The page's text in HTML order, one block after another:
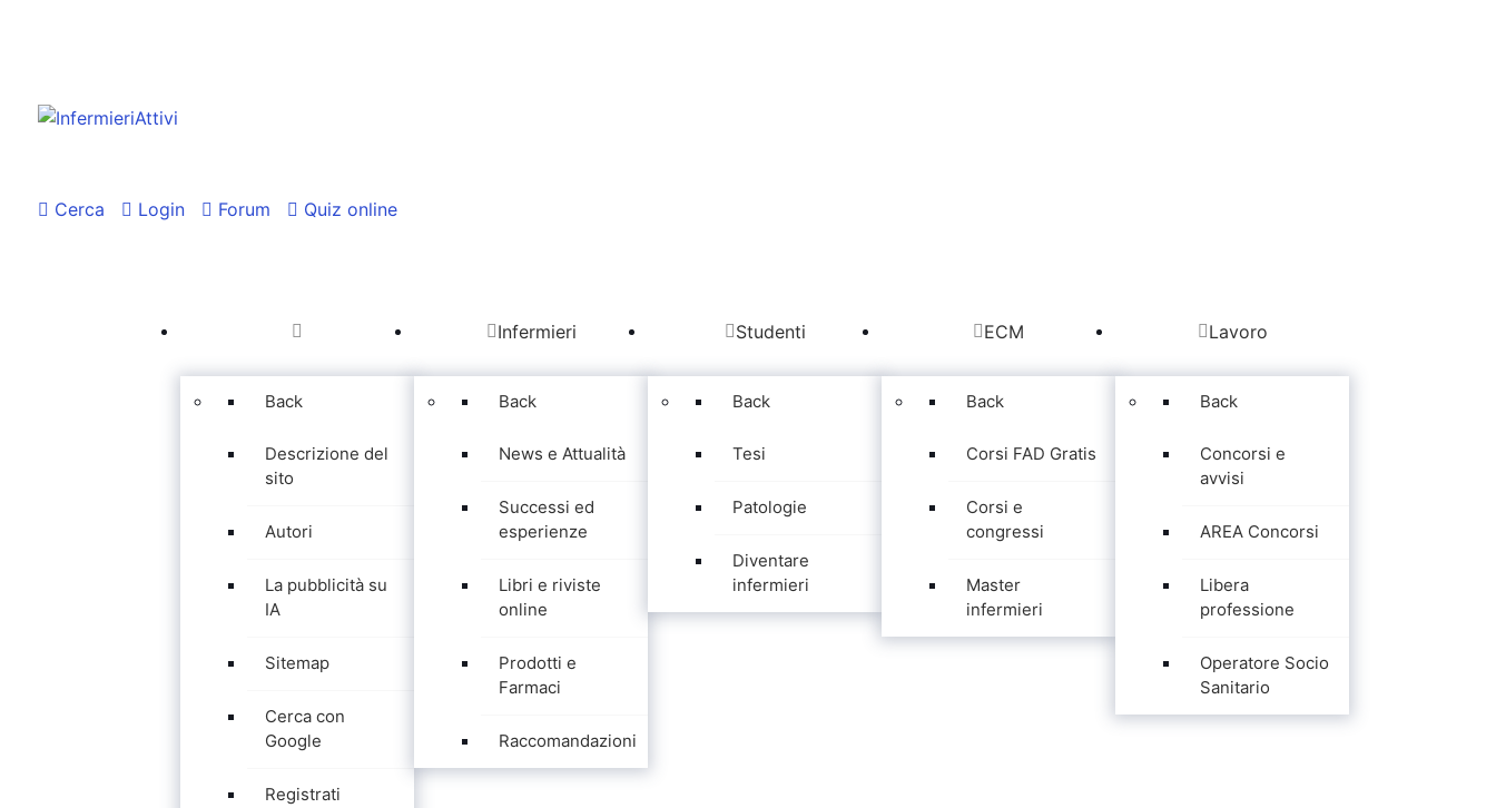
Cerca Login Forum Quiz online
Back
Descrizione del
sito
Autori
La pubblicità su
IA
Sitemap
Cerca con
Google
Registrati
Infermieri
Back
News e Attualità
Successi ed
esperienze
Libri e riviste
online
Prodotti e
Farmaci
Raccomandazioni
Studenti
Back
Tesi
Patologie
Diventare
infermieri
ECM
Back
Corsi FAD Gratis
Corsi e
congressi
Master
infermieri
Lavoro
Back
Concorsi e
avvisi
AREA Concorsi
Libera
professione
Operatore Socio
Sanitario